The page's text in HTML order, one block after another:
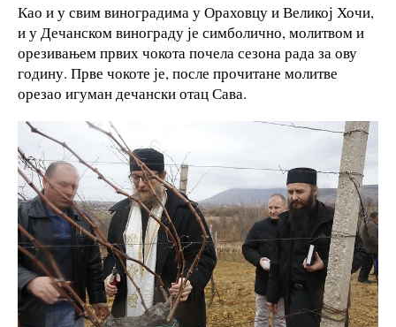
Као и у свим виноградима у Ораховцу и Великој Хочи,
и у Дечанском винограду је симболично, молитвом и
орезивањем првих чокота почела сезона рада за ову
годину. Прве чокоте је, после прочитане молитве
орезао игуман дечански отац Сава.